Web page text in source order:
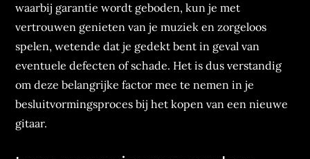
waarbij garantie wordt geboden, kun je met
vertrouwen genieten van je muziek en zorgeloos
spelen, wetende dat je gedekt bent in geval van
eventuele defecten of schade. Het is dus verstandig
om deze belangrijke factor mee te nemen in je
besluitvormingsproces bij het kopen van een nieuwe
gitaar.